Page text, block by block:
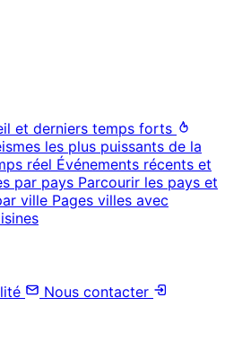
et derniers temps forts
les plus puissants de la
réel Événements récents et
par pays Parcourir les pays et
ville Pages villes avec
Nous contacter